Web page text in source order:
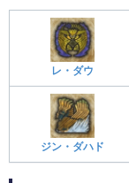
レ・ダウ
ジン・ダハド